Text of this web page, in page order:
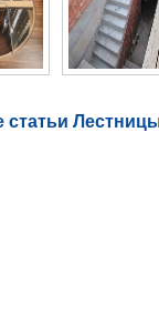
статьи